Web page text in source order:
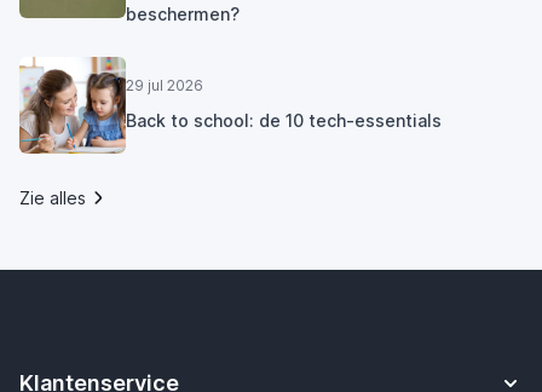
beschermen?
29 jul 2026
Back to school: de 10 tech-essentials
Zie alles
Klantenservice